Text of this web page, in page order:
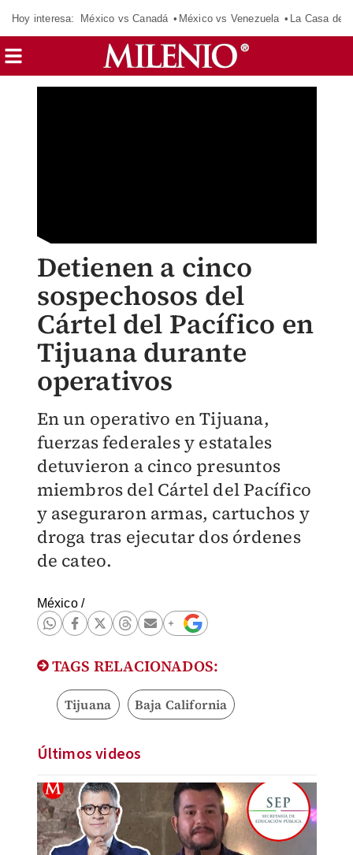
Hoy interesa: México vs Canadá México vs Venezuela La Casa de
Detienen a cinco
sospechosos del
Cártel del Pacífico en
Tijuana durante
operativos
En un operativo en Tijuana,
fuerzas federales y estatales
detuvieron a cinco presuntos
miembros del Cártel del Pacífico
y aseguraron armas, cartuchos y
droga tras ejecutar dos órdenes
de cateo.
México/
TAGS RELACIONADOS:
Tijuana Baja California
Últimos videos